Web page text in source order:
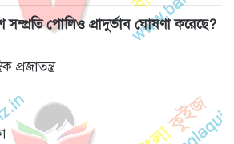
পোলিও প্রাদুর্ভাব ঘোষণা করেছে?
প্রজাতন্ত্র